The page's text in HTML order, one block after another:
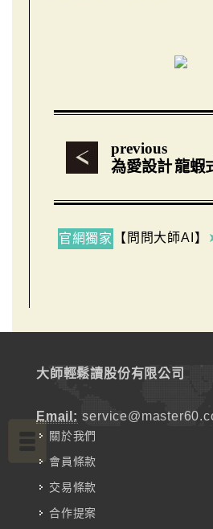
previous
為愛設計龍蝦
官網獨家 【問問大師AI】
大師輕鬆讀股份有限公司
Email:
關於我們
會員條款
交易條款
合作提案